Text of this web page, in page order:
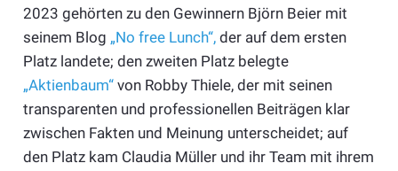
2023 gehörten zu den Gewinnern Björn Beier mit
seinem Blog „No free Lunch“,der auf dem ersten
Platz landete; den zweiten Platz belegte
„Aktienbaum“von Robby Thiele, der mit seinen
transparenten und professionellen Beiträgen klar
zwischen Fakten und Meinung unterscheidet; auf
den Platz kam Claudia Müller und ihr Team mit ihrem